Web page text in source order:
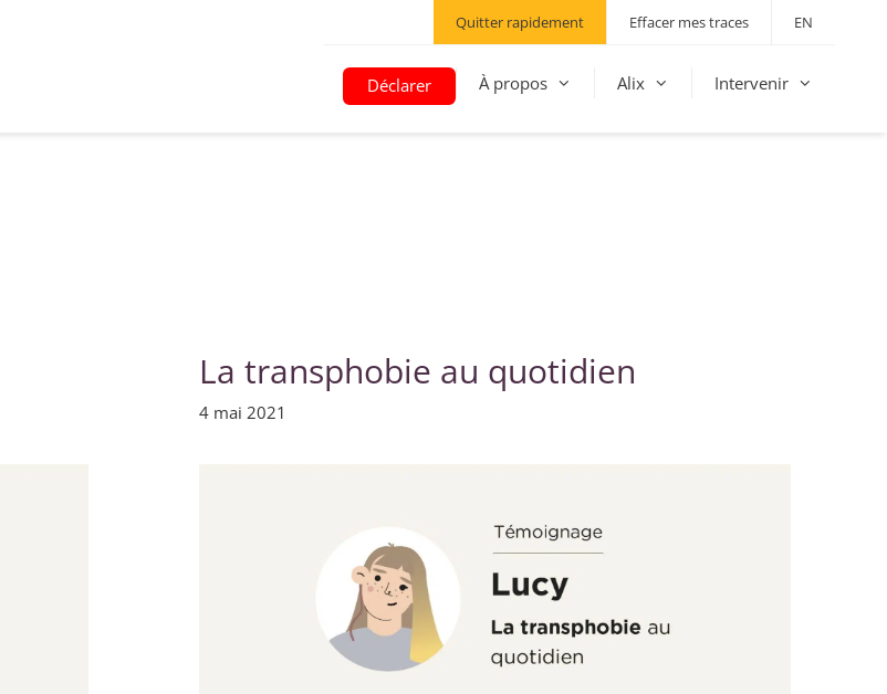
Quitter rapidement Effacer mes traces EN
Déclarer À propos Alix Intervenir
La transphobie au quotidien
4 mai 2021